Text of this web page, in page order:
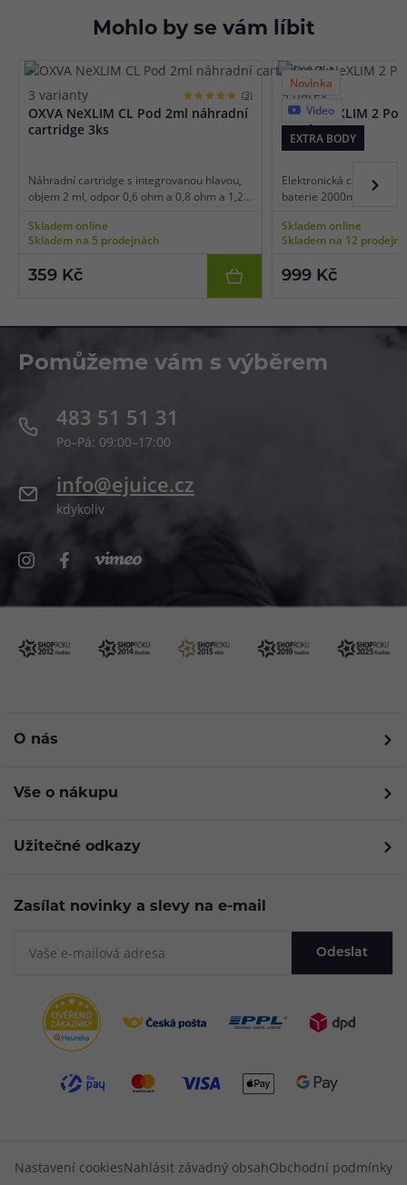
Mohlo by se vám líbit
3 varianty (3)
OXVA NeXLIM CL Pod 2ml náhradní
cartridge 3ks
Náhradní cartridge s integrovanou hlavou,
objem 2 ml, odpor 0,6 ohm a 0,8 ohm a 1,2
MTL/RDL/DL vaping, 3ks v balení.
Skladem online
Skladem na 5 prodejnách
359 Kč
Novinka
Video
EXTRA BODY
9 barev
OXVA NeXLIM 2
Leather)
Elektronická cigareta -
baterie 2000mAh,
regulace air-flow,
detekce odporu, dva
UniTech 3.0, Dual Mesh
Skladem online
Skladem na 12
999 Kč
Pomůžeme vám s výběrem
483 51 51 31
Po–Pá: 09:00–17:00
info@ejuice.cz
kdykoliv
O nás
Vše o nákupu
Užitečné odkazy
Zasílat novinky a slevy na e-mail
Odeslat
Nastavení cookiesNahlásit závadný obsahObchodní podmínky